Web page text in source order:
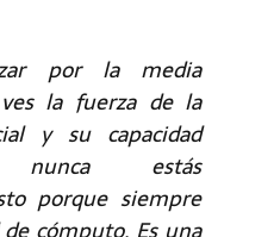
por la media
la fuerza de la
y su capacidad
nunca estás
porque siempre
cómputo. Es una